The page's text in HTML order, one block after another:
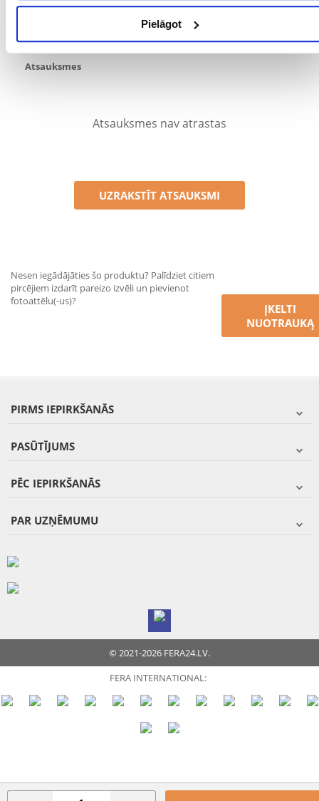
Pielāgot
var dot tai vērtējumu. Ar zvaigznītēm norādītais vērtējums ir
vidējais no visiem vērtējumiem. Pēc atsauksmju apstrādes mēs
Atsauksmes
Atsauksmes nav atrastas
UZRAKSTĪT ATSAUKSMI
Nesen iegādājāties šo produktu? Palīdziet citiem
pircējiem izdarīt pareizo izvēli un pievienot
fotoattēlu(-us)?
ĮKELTI
NUOTRAUKĄ
PIRMS IEPIRKŠANĀS
PASŪTĪJUMS
PĒC IEPIRKŠANĀS
PAR UZŅĒMUMU
© 2021-2026 FERA24.LV.
FERA INTERNATIONAL: